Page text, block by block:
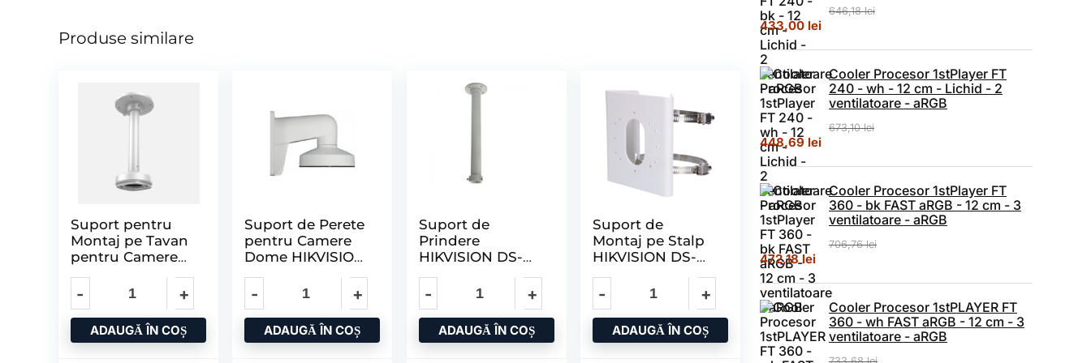
Produse similare
Suport pentru
Montaj pe Tavan
pentru Camere
Mini Dome
HIKVISION
ADAUGĂ ÎN COȘ
Suport de Perete
pentru Camere
Dome HIKVISION
DS-1473ZJ-155,
Dimensiuni: Ø
ADAUGĂ ÎN COȘ
Suport de
Prindere
HIKVISION DS-
1662ZJ;white
Aluminum Alloy
Φ116.5x500mm
ADAUGĂ ÎN COȘ
Suport de
Montaj pe Stalp
HIKVISION DS-
1275ZJ-S-SUS,
Dimensiuni: 144
MM
ADAUGĂ ÎN COȘ
646,18lei
Prețul inițial a fost: 646,18 lei.
433,00 leiPrețul curent este: 433,00 lei.
Cooler Procesor 1stPlayer FT
240 - wh - 12 cm - Lichid - 2
ventilatoare - aRGB
673,10lei
Prețul inițial a fost: 673,10 lei.
448,69 leiPrețul curent este: 448,69 lei.
Cooler Procesor 1stPlayer FT
360 - bk FAST aRGB - 12 cm - 3
ventilatoare - aRGB
706,76lei
Prețul inițial a fost: 706,76 lei.
472,18leiPrețul curent este: 472,18 lei.
Cooler Procesor 1stPLAYER FT
360 - wh FAST aRGB - 12 cm - 3
ventilatoare - aRGB